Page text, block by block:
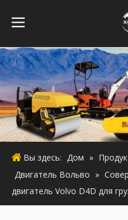
Вы здесь: Дом »
Двигатель Вольво »
двигатель Volvo D4D для